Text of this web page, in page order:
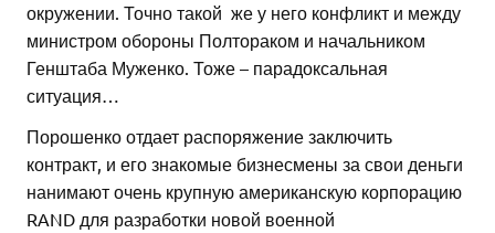
окружении. Точно такой же у него конфликт и между
министром обороны Полтораком и начальником
Генштаба Муженко. Тоже – парадоксальная
ситуация…
Порошенко отдает распоряжение заключить
контракт, и его знакомые бизнесмены за свои деньги
нанимают очень крупную американскую корпорацию
RAND для разработки новой военной